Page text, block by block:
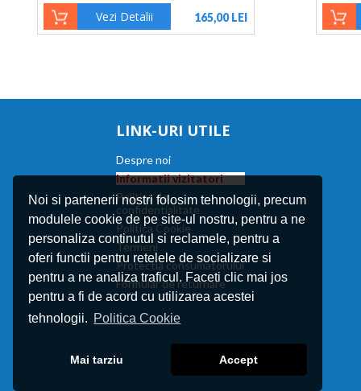
Noi si partenerii nostri folosim tehnologii, precum
modulele cookie de pe site-ul nostru, pentru a ne
personaliza continutul si reclamele, pentru a
oferi functii pentru retelele de socializare si
pentru a ne analiza traficul. Faceti clic mai jos
pentru a fi de acord cu utilizarea acestei
tehnologii. Politica Cookie
Mai tarziu Accept
Vezi Detalii 165,00 LEI
LINK-URI UTILE
Despre noi
Informatii vizitatori
Politica de
confidentialitate
Politica Cookie
Termeni
Protectia consumatorului
Formular de returnare